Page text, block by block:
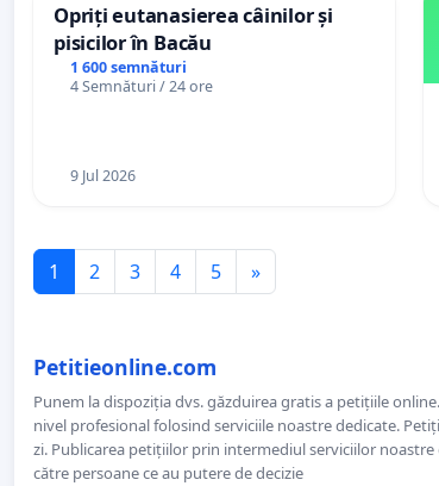
Opriți eutanasierea câinilor și
pisicilor în Bacău
1 600 semnături
4 Semnături / 24 ore
9 Jul 2026
1 2 3 4 5 »
Petitieonline.com
Punem la dispoziția dvs. găzduirea gratis a petițiile
nivel profesional folosind serviciile noastre dedicate.
zi. Publicarea petițiilor prin intermediul serviciilor
către persoane ce au putere de decizie